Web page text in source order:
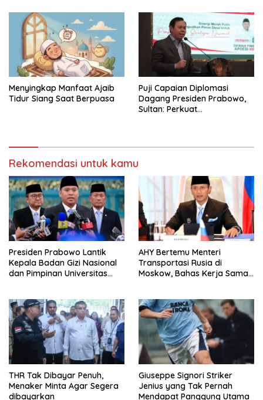
Menyingkap Manfaat Ajaib
Tidur Siang Saat Berpuasa
Puji Capaian Diplomasi
Dagang Presiden Prabowo,
Sultan: Perkuat
Rekomendasi untuk kamu
Presiden Prabowo Lantik
Kepala Badan Gizi Nasional
dan Pimpinan Universitas
AHY Bertemu Menteri
Transportasi Rusia di
Moskow, Bahas Kerja Sama
THR Tak Dibayar Penuh,
Menaker Minta Agar Segera
dibayarkan
Giuseppe Signori Striker
Jenius yang Tak Pernah
Mendapat Panggung Utama